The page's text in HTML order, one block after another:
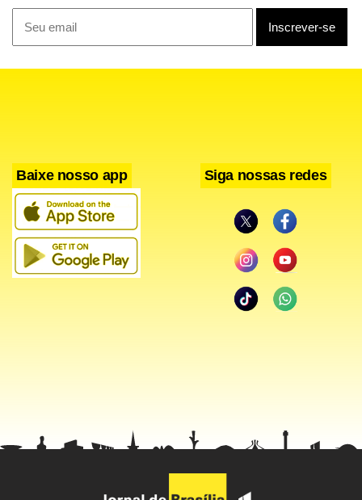
Baixe nosso app Siga nossas redes